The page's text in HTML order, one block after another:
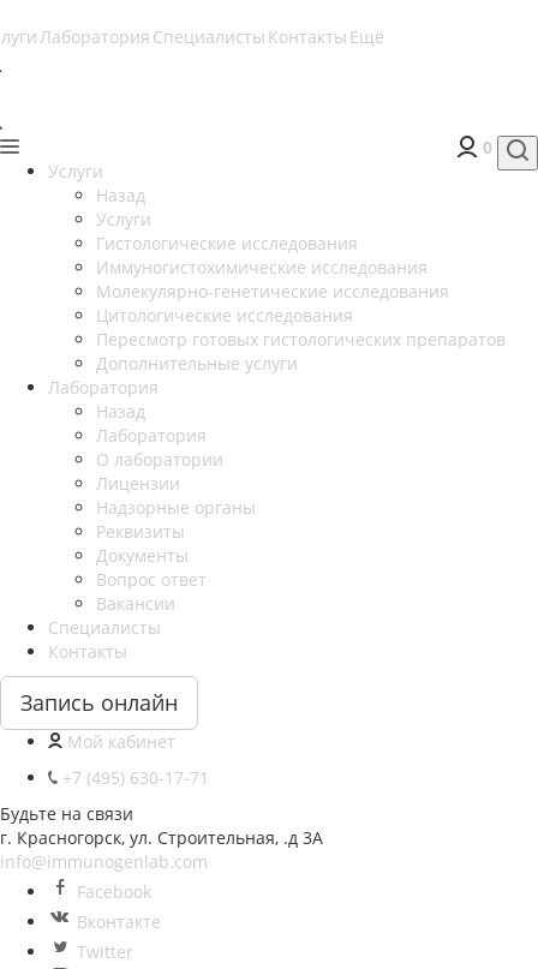
Лаборатория Специалисты Контакты Ещё
0
Услуги
Назад
Услуги
Гистологические исследования
Иммуногистохимические исследования
Молекулярно-генетические исследования
Цитологические исследования
Пересмотр готовых гистологических препаратов
Дополнительные услуги
Лаборатория
Назад
Лаборатория
О лаборатории
Лицензии
Надзорные органы
Реквизиты
Документы
Вопрос ответ
Вакансии
Специалисты
Контакты
Запись онлайн
Мой кабинет
+7 (495) 630-17-71
Будьте на связи
г. Красногорск, ул. Строительная, .д 3А
info@immunogenlab.com
Facebook
Вконтакте
Twitter